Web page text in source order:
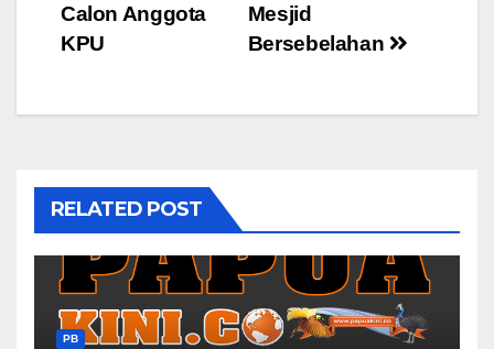
Mesjid
Bersebelahan
Calon Anggota
KPU
RELATED POST
PB